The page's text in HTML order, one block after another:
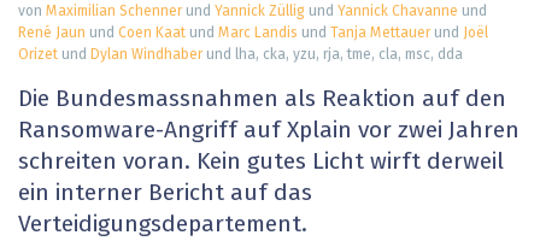
von Maximilian Schennerund Yannick Züllig und Yannick Chavanne und
René Jaun und Coen Kaat und Marc Landis und Tanja Mettauerund
Joël
Orizet und Dylan Windhaberund lha, cka, yzu, rja, tme, cla, msc, dda
Die Bundesmassnahmen als Reaktion auf den
Ransomware-Angriff auf Xplain vor zwei Jahren
schreiten voran. Kein gutes Licht wirft derweil
ein interner Bericht auf das
Verteidigungsdepartement.